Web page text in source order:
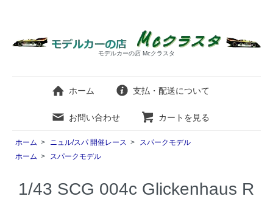
モデルカーの店 Mcクラスタ
ホーム 支払・配送について
お問い合わせ カートを見る
ホーム > ニュル/スパ 開催レース >
スパークモデル
ホーム > スパークモデル
1/43 SCG 004c Glickenhaus R